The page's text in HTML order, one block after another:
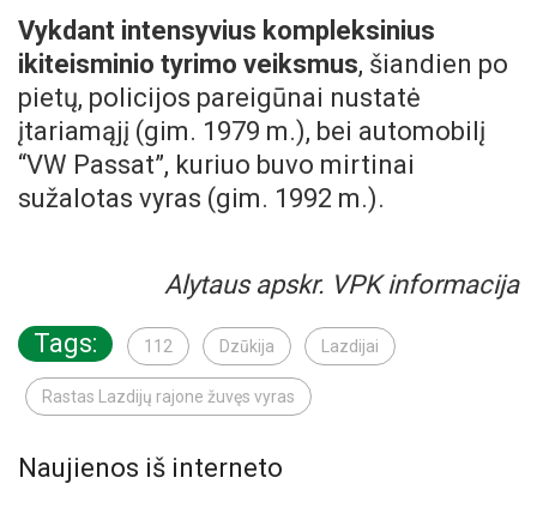
Vykdant intensyvius kompleksinius
ikiteisminio tyrimo veiksmus, šiandien po
pietų, policijos pareigūnai nustatė
įtariamąjį (gim. 1979 m.), bei automobilį
“VW Passat”, kuriuo buvo mirtinai
sužalotas vyras (gim. 1992 m.).
Alytaus apskr. VPK informacija
Tags:
112 Dzūkija Lazdijai
Rastas Lazdijų rajone žuvęs vyras
Naujienos iš interneto